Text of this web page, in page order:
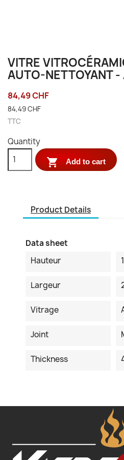
VITRE
AUTO-NETTOYANT -
84,49 CHF
84,49 CHF
TTC
Quantity
 Add to cart
Product Details
Data sheet
Hauteur
Largeur
Vitrage
Joint
Thickness